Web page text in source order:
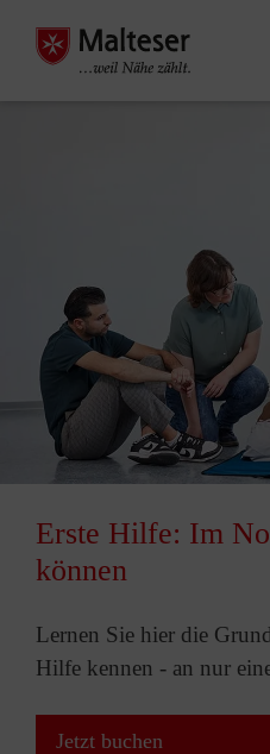
Erste Hilfe: Im
können
Lernen Sie hier die
Hilfe kennen - an nur
Jetzt buchen